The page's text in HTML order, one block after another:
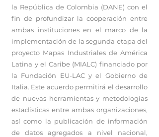
la República de Colombia (DANE) con el
fin de profundizar la cooperación entre
ambas instituciones en el marco de la
implementación de la segunda etapa del
proyecto Mapas Industriales de América
Latina y el Caribe (MIALC) financiado por
la Fundación EU-LAC y el Gobierno de
Italia. Este acuerdo permitirá el desarrollo
de nuevas herramientas y metodologías
estadísticas entre ambas organizaciones,
así como la publicación de información
de datos agregados a nivel nacional,